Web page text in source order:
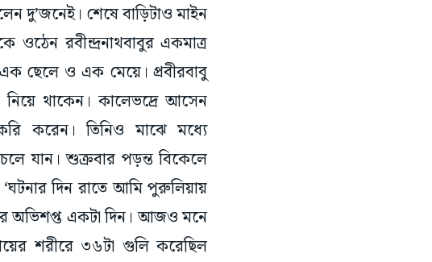
দু’জনেই। শেষে বাড়িটাও মাইন
রবীন্দ্রনাথবাবুর একমাত্র
এক ছেলে ও এক মেয়ে। প্রবীরবাবু
নিয়ে থাকেন। কালেভদ্রে আসেন
করেন। তিনিও মাঝে মধ্যে
যান। শুক্রবার পড়ন্ত বিকেলে
‘ঘটনার দিন রাতে আমি পুরুলিয়ায়
অভিশপ্ত একটা দিন। আজও মনে
শরীরে ৩৬টা গুলি করেছিল